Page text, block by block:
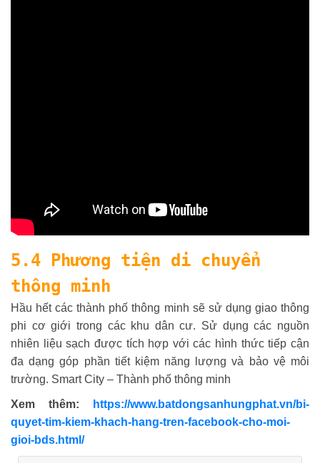
5.4 Phương tiện di chuyển
thông minh
Hầu hết các thành phố thông minh sẽ sử dụng giao thông
phi cơ giới trong các khu dân cư. Sử dụng các nguồn
nhiên liệu sạch được tích hợp với các hình thức tiếp cận
đa dạng góp phần tiết kiệm năng lượng và bảo vệ môi
trường. Smart City – Thành phố thông minh
Xem thêm:
https://www.batdongsanhungphat.vn/bi-
quyet-tim-kiem-khach-hang-tren-facebook-cho-moi-
gioi-bds.html/